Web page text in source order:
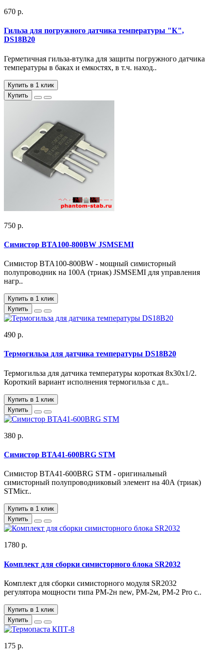
670 р.
Гильза для погружного датчика температуры "К",
DS18B20
Герметичная гильза-втулка для защиты погружного датчика
температуры в баках и емкостях, в т.ч. наход..
Купить в 1 клик
Купить
750 р.
Симистор BTA100-800BW JSMSEMI
Симистор BTA100-800BW - мощный симисторный
полупроводник на 100А (триак) JSMSEMI для управления
нагр..
Купить в 1 клик
Купить
490 р.
Термогильза для датчика температуры DS18B20
Термогильза для датчика температуры короткая 8х30х1/2.
Короткий вариант исполнения термогильза с дл..
Купить в 1 клик
Купить
380 р.
Симистор BTA41-600BRG STM
Симистор BTA41-600BRG STM - оригинальный
симисторный полупроводниковый элемент на 40А (триак)
STMicr..
Купить в 1 клик
Купить
1780 р.
Комплект для сборки симисторного блока SR2032
Комплект для сборки симисторного модуля SR2032
регулятора мощности типа РМ-2н new, РМ-2м, РМ-2 Pro с..
Купить в 1 клик
Купить
175 р.